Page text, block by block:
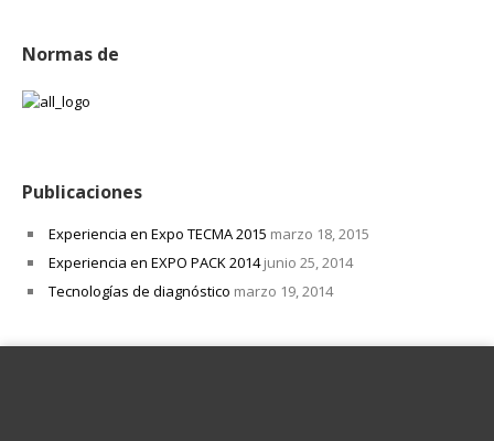
Normas de
Publicaciones
Experiencia en Expo TECMA 2015 marzo 18, 2015
Experiencia en EXPO PACK 2014 junio 25, 2014
Tecnologías de diagnóstico marzo 19, 2014